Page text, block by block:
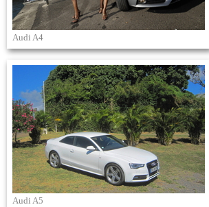
Audi A4
Audi A5